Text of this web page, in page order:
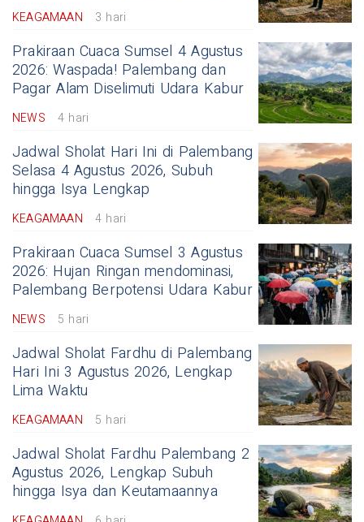
KEAGAMAAN 3 hari
Prakiraan Cuaca Sumsel 4 Agustus
2026: Waspada! Palembang dan
Pagar Alam Diselimuti Udara Kabur
NEWS 4 hari
Jadwal Sholat Hari Ini di Palembang
Selasa 4 Agustus 2026, Subuh
hingga Isya Lengkap
KEAGAMAAN 4 hari
Prakiraan Cuaca Sumsel 3 Agustus
2026: Hujan Ringan mendominasi,
Palembang Berpotensi Udara Kabur
NEWS 5 hari
Jadwal Sholat Fardhu di Palembang
Hari Ini 3 Agustus 2026, Lengkap
Lima Waktu
KEAGAMAAN 5 hari
Jadwal Sholat Fardhu Palembang 2
Agustus 2026, Lengkap Subuh
hingga Isya dan Keutamaannya